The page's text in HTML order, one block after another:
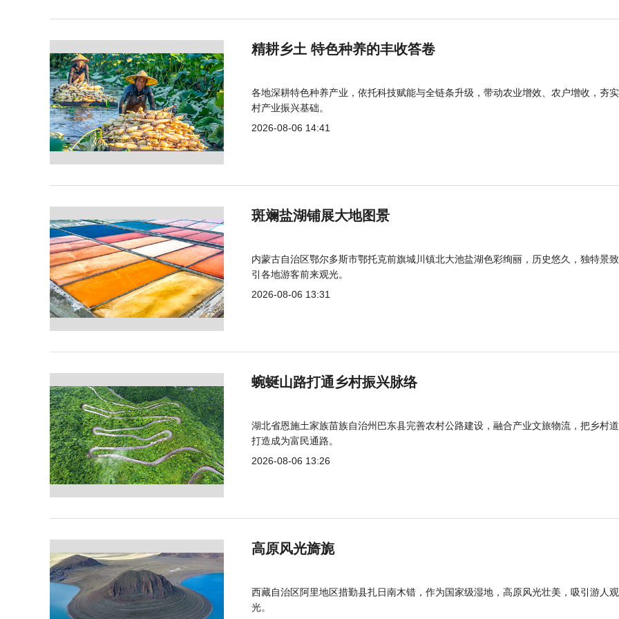
精耕乡土 特色种养的丰收答卷
各地深耕特色种养产业，依托科技赋能与全链条升级，带动农业增效、农户增收，夯
村产业振兴基础。
2026-08-06 14:41
斑斓盐湖铺展大地图景
内蒙古自治区鄂尔多斯市鄂托克前旗城川镇北大池盐湖色彩绚丽，历史悠久，独特景
引各地游客前来观光。
2026-08-06 13:31
蜿蜒山路打通乡村振兴脉络
湖北省恩施土家族苗族自治州巴东县完善农村公路建设，融合产业文旅物流，把乡村
打造成为富民通路。
2026-08-06 13:26
高原风光旖旎
西藏自治区阿里地区措勤县扎日南木错，作为国家级湿地，高原风光壮美，吸引游人观
光。